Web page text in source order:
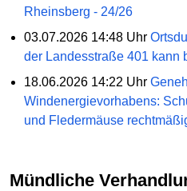
Rheinsberg - 24/26
03.07.2026 14:48 Uhr
der Landesstraße 401 kann
18.06.2026 14:22 Uhr
Windenergievorhabens:
und Fledermäuse
Mündliche